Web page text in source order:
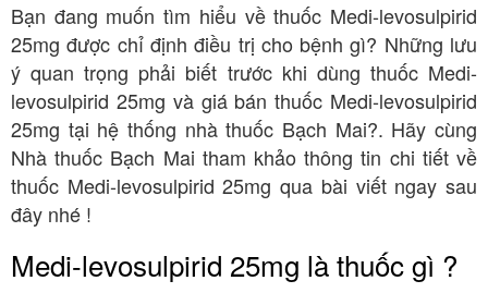
Bạn đang muốn tìm hiểu về thuốc Medi-levosulpirid
25mg được chỉ định điều trị cho bệnh gì? Những lưu
ý quan trọng phải biết trước khi dùng thuốc Medi-
levosulpirid 25mg và giá bán thuốc Medi-levosulpirid
25mg tại hệ thống nhà thuốc Bạch Mai?. Hãy cùng
Nhà thuốc Bạch Mai tham khảo thông tin chi tiết về
thuốc Medi-levosulpirid 25mg qua bài viết ngay sau
đây nhé !
Medi-levosulpirid 25mg là thuốc gì ?